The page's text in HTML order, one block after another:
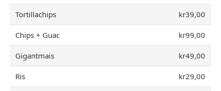
Tortillachips kr39,00
Chips + Guac kr99,00
Gigantmais kr49,00
Ris kr29,00